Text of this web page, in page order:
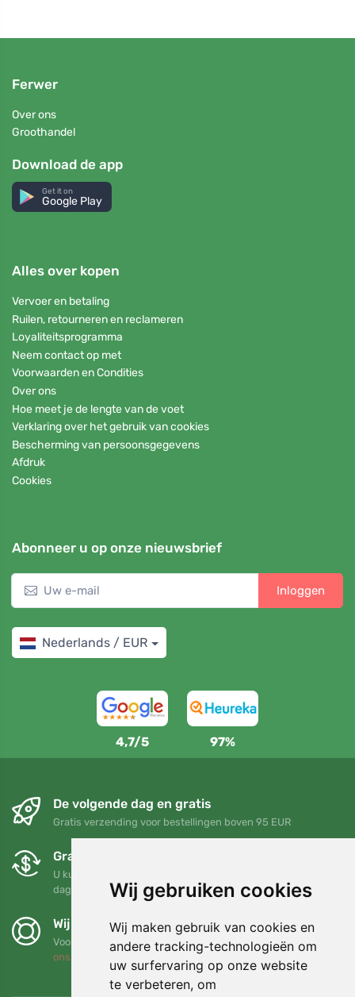
Wij gebruiken cookies
Wij maken gebruik van cookies en
andere tracking-technologieën om
uw surfervaring op onze website
te verbeteren, om
Ferwer
Over ons
Groothandel
Download de app
Get it on
Google Play
Alles over kopen
Vervoer en betaling
Ruilen, retourneren en reclameren
Loyaliteitsprogramma
Neem contact op met
Voorwaarden en Condities
Over ons
Hoe meet je de lengte van de voet
Verklaring over het gebruik van cookies
Bescherming van persoonsgegevens
Afdruk
Cookies
Abonneer u op onze nieuwsbrief
Inloggen
Nederlands / EUR
4,7/5 97%
De volgende dag en gratis
Gratis verzending voor bestellingen boven 95 EUR
Gratis ruilen en retourneren
U kunt uw bestelling op elk gewenst moment binnen 90
dagen retourneren of ruilen
Wij steunen Trees.org
Voor elke bestelling planten we een boom! Lees meer Over
ons